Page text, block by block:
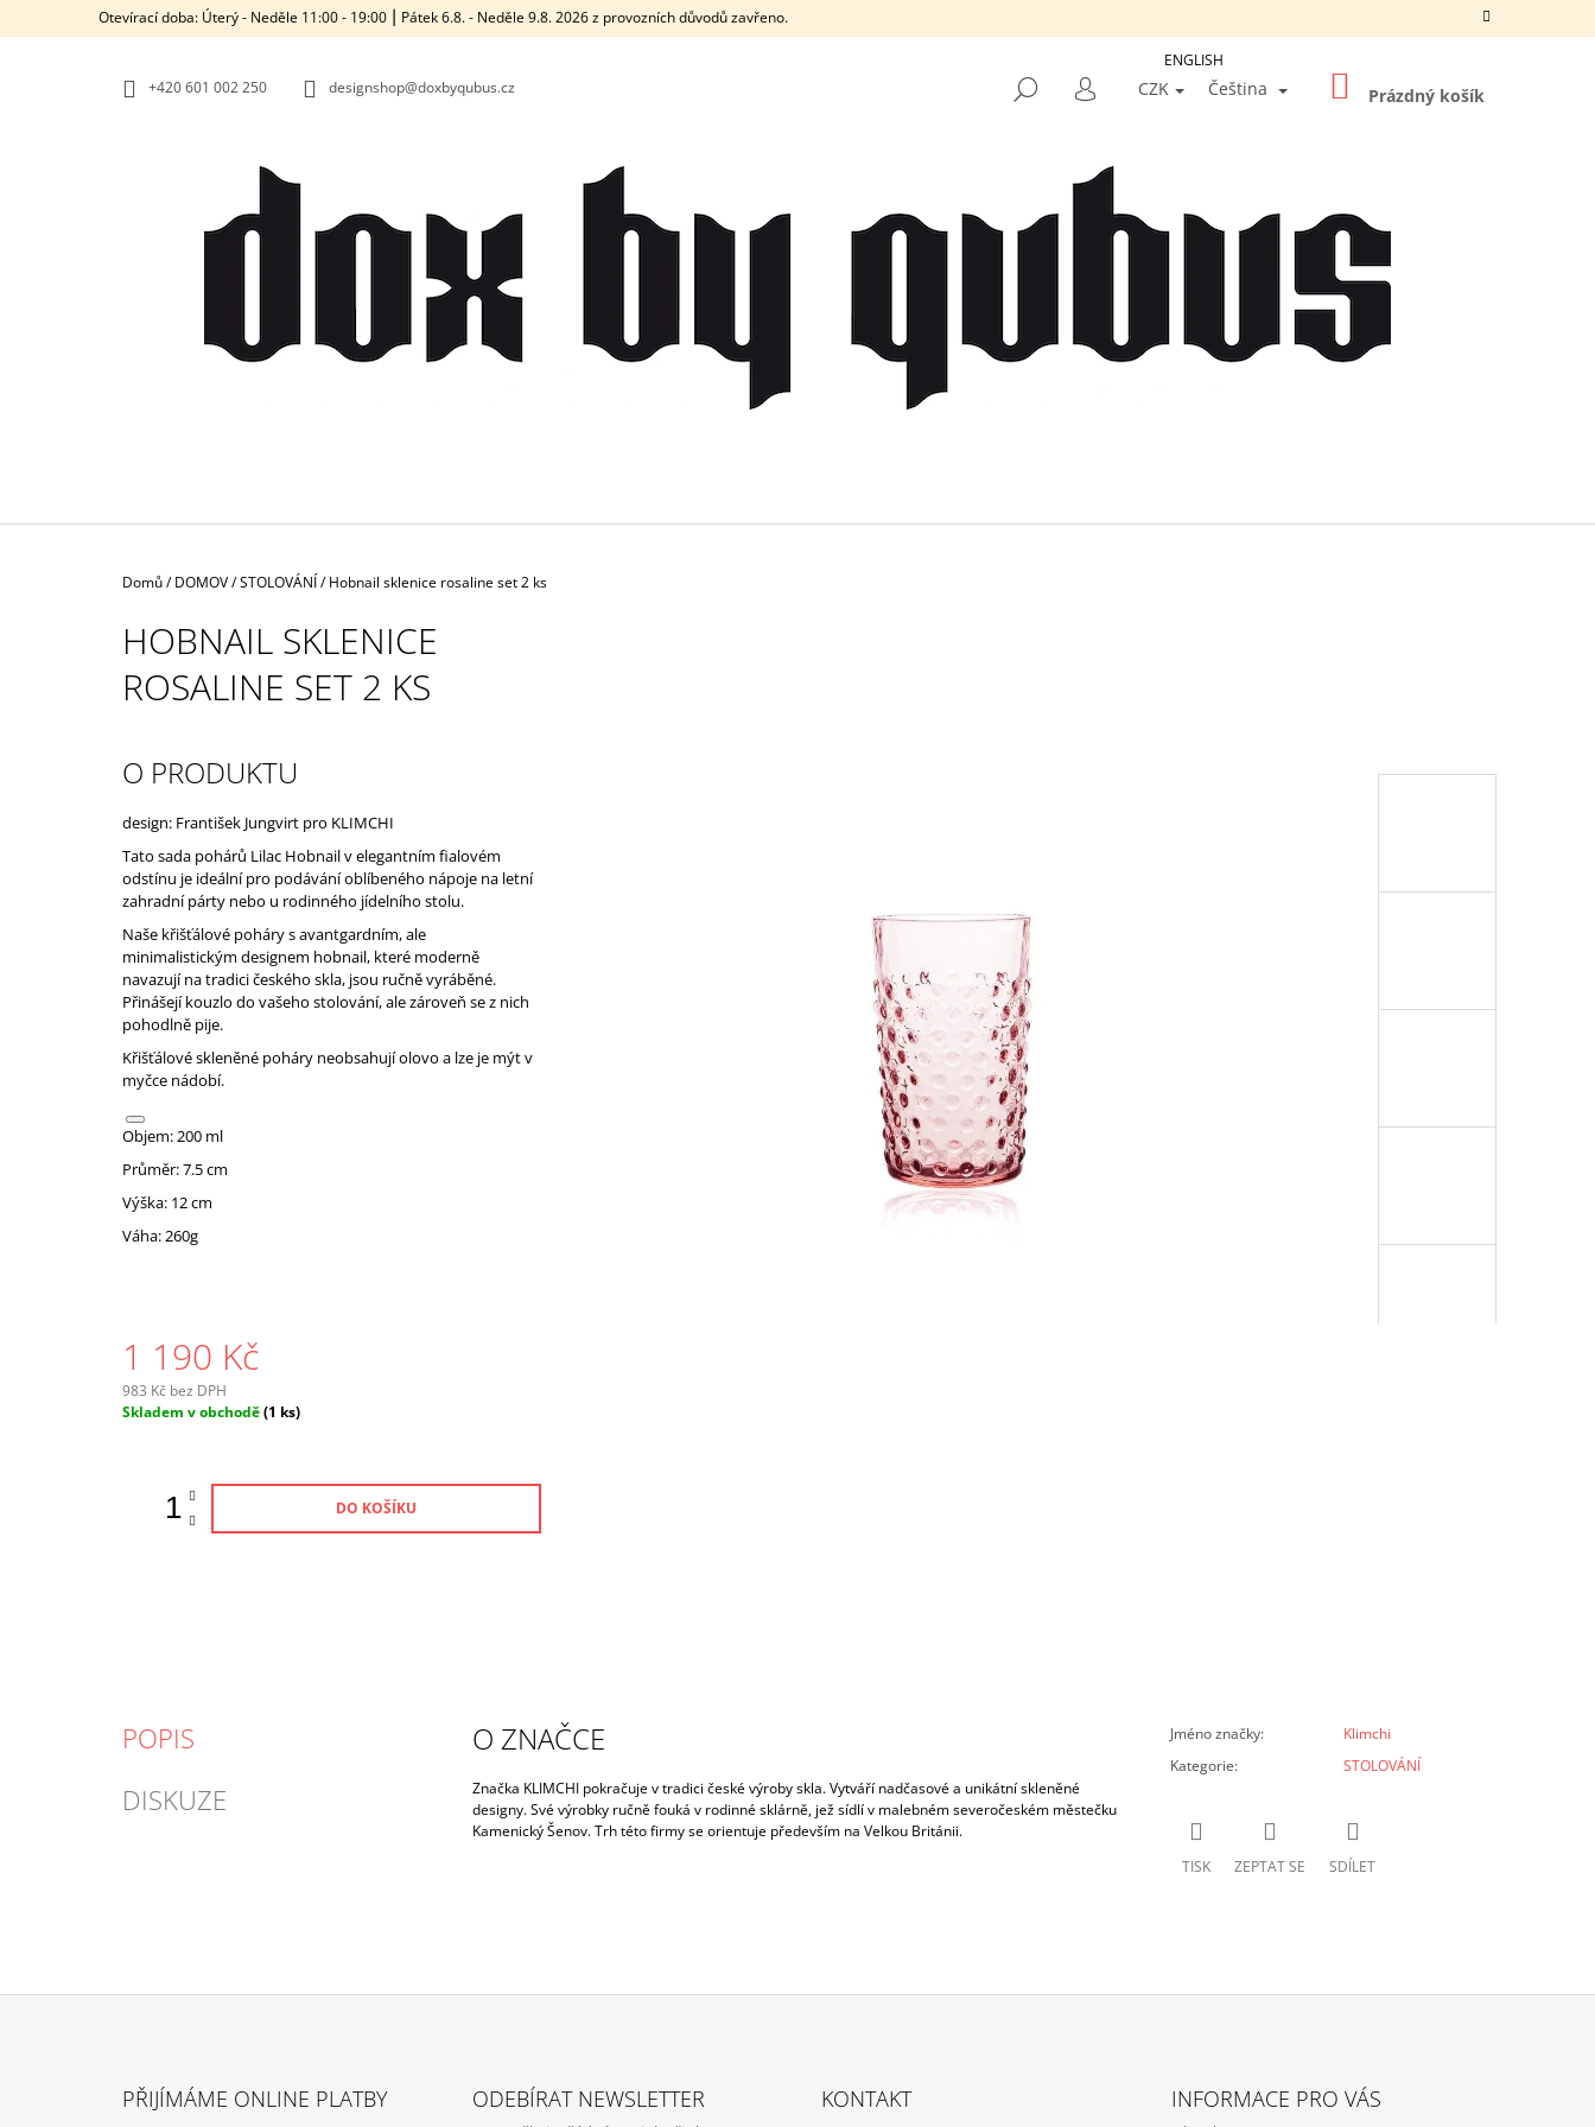
Otevírací doba: Úterý - Neděle 11:00 - 19:00 ⎮ Pátek 6.8. - Neděle 9.8. 2026 z provozních důvodů zavřeno.
+420‭ 601 002 250 designshop@doxbyqubus.cz HLEDAT
PŘIHLÁŠENÍ
CZK Čeština NÁKUPNÍ
KOŠÍK
Prázdný košík
Domů/ DOMOV/STOLOVÁNÍ/ Hobnail sklenice rosaline set 2 ks
HOBNAIL SKLENICE
ROSALINE SET 2 KS
O PRODUKTU
design: František Jungvirt pro KLIMCHI
Tato sada pohárů Lilac Hobnail v elegantním fialovém
odstínu je ideální pro podávání oblíbeného nápoje na letní
zahradní párty nebo u rodinného jídelního stolu.
Naše křišťálové poháry s avantgardním, ale
minimalistickým designem hobnail, které moderně
navazují na tradici českého skla, jsou ručně vyráběné.
Přinášejí kouzlo do vašeho stolování, ale zároveň se z nich
pohodlně pije.
Křišťálové skleněné poháry neobsahují olovo a lze je mýt v
myčce nádobí.
Objem: 200 ml
Průměr: 7.5 cm
Výška: 12 cm
Váha: 260g
1 190 Kč
983 Kč bez DPH
Měrná
Skladem v obchodě(1 ks)
DO KOŠÍKU
POPIS
DISKUZE
O ZNAČCE
Značka KLIMCHI pokračuje v tradici české výroby skla. Vytváří nadčasové a unikátní skleněné
designy. Své výrobky ručně fouká v rodinné sklárně, jež sídlí v malebném severočeském městečku
Kamenický Šenov. Trh této firmy se orientuje především na Velkou Británii.
Jméno značky:
Klimchi
Kategorie: STOLOVÁNÍ
TISK ZEPTAT SE SDÍLET
O
DOPORUČUJEME
PŘIJÍMÁME ONLINE PLATBY ODEBÍRAT NEWSLETTER KONTAKT INFORMACE PRO VÁS
ENGLISH